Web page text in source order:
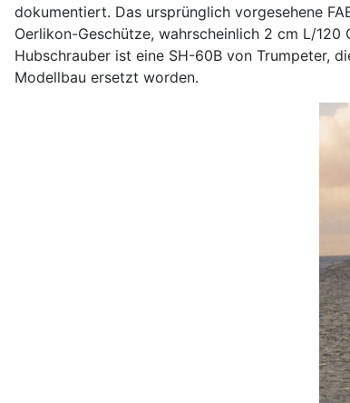
dokumentiert. Das ursprünglich vorgesehene
Oerlikon-Geschütze, wahrscheinlich 2 cm L/120
Hubschrauber ist eine SH-60B von Trumpeter,
Modellbau ersetzt worden.